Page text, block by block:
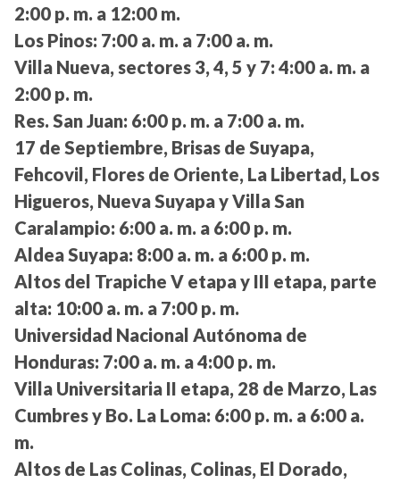
2:00 p. m. a 12:00 m.
Los Pinos: 7:00 a. m. a 7:00 a. m.
Villa Nueva, sectores 3, 4, 5 y 7: 4:00 a. m. a
2:00 p. m.
Res. San Juan: 6:00 p. m. a 7:00 a. m.
17 de Septiembre, Brisas de Suyapa,
Fehcovil, Flores de Oriente, La Libertad, Los
Higueros, Nueva Suyapa y Villa San
Caralampio: 6:00 a. m. a 6:00 p. m.
Aldea Suyapa: 8:00 a. m. a 6:00 p. m.
Altos del Trapiche V etapa y III etapa, parte
alta: 10:00 a. m. a 7:00 p. m.
Universidad Nacional Autónoma de
Honduras: 7:00 a. m. a 4:00 p. m.
Villa Universitaria II etapa, 28 de Marzo, Las
Cumbres y Bo. La Loma: 6:00 p. m. a 6:00 a.
m.
Altos de Las Colinas, Colinas, El Dorado,